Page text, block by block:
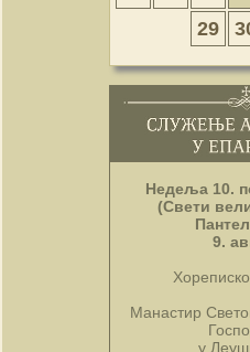
29
Недеља 10.
(Свети
9.
Манастир
у